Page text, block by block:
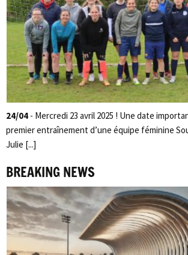
24/04 - Mercredi 23 avril 2025 ! Une date
premier entraînement d’une équipe féminine
Julie [...]
BREAKING NEWS